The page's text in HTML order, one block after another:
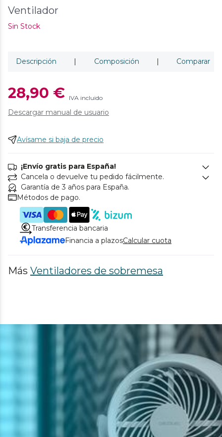
Ventilador
Sin Stock
Descripción | Composición | Comparar
28,90 € IVA incluido
Descargar manual de usuario
Avísame si baja de precio
¡Envío gratis para España!
Cancela o devuelve tu pedido fácilmente.
Garantía de 3 años para España.
Métodos de pago.
Transferencia bancaria
Financia a plazosCalcular cuota
Más Ventiladores de sobremesa